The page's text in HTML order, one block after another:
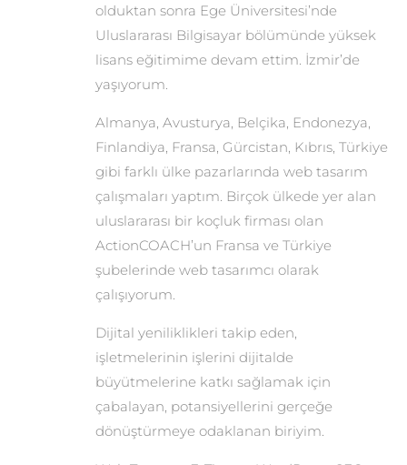
olduktan sonra Ege Üniversitesi’nde
Uluslararası Bilgisayar bölümünde yüksek
lisans eğitimime devam ettim. İzmir’de
yaşıyorum.
Almanya, Avusturya, Belçika, Endonezya,
Finlandiya, Fransa, Gürcistan, Kıbrıs, Türkiye
gibi farklı ülke pazarlarında web tasarım
çalışmaları yaptım. Birçok ülkede yer alan
uluslararası bir koçluk firması olan
ActionCOACH’un Fransa ve Türkiye
şubelerinde web tasarımcı olarak
çalışıyorum.
Dijital yeniliklikleri takip eden,
işletmelerinin işlerini dijitalde
büyütmelerine katkı sağlamak için
çabalayan, potansiyellerini gerçeğe
dönüştürmeye odaklanan biriyim.